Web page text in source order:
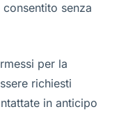
senza
per la
richiesti
in anticipo